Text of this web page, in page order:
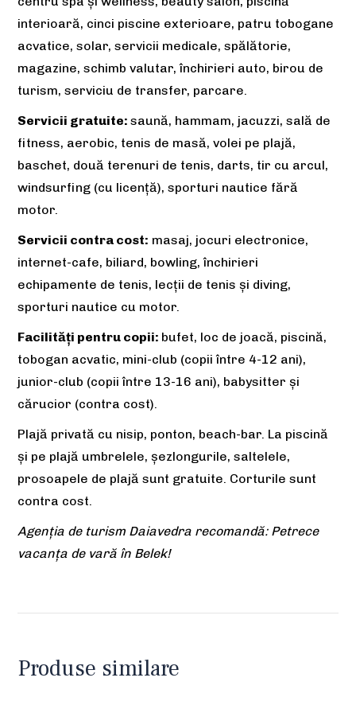
interioară, cinci piscine exterioare, patru tobogane
acvatice, solar, servicii medicale, spălătorie,
magazine, schimb valutar, închirieri auto, birou de
turism, serviciu de transfer, parcare.
Servicii gratuite:saună, hammam, jacuzzi, sală de
fitness, aerobic, tenis de masă, volei pe plajă,
baschet, două terenuri de tenis, darts, tir cu arcul,
windsurfing (cu licență), sporturi nautice fără
motor.
Servicii contra cost: masaj, jocuri electronice,
internet-cafe, biliard, bowling, închirieri
echipamente de tenis, lecții de tenis și diving,
sporturi nautice cu motor.
Facilități pentru copii: bufet, loc de joacă, piscină,
tobogan acvatic, mini-club (copii între 4-12 ani),
junior-club (copii între 13-16 ani), babysitter și
cărucior (contra cost).
Plajă privată cu nisip, ponton, beach-bar. La piscină
și pe plajă umbrelele, șezlongurile, saltelele,
prosoapele de plajă sunt gratuite. Corturile sunt
contra cost.
Agenția de turism Daiavedra recomandă: Petrece
vacanța de vară în Belek!
Produse similare